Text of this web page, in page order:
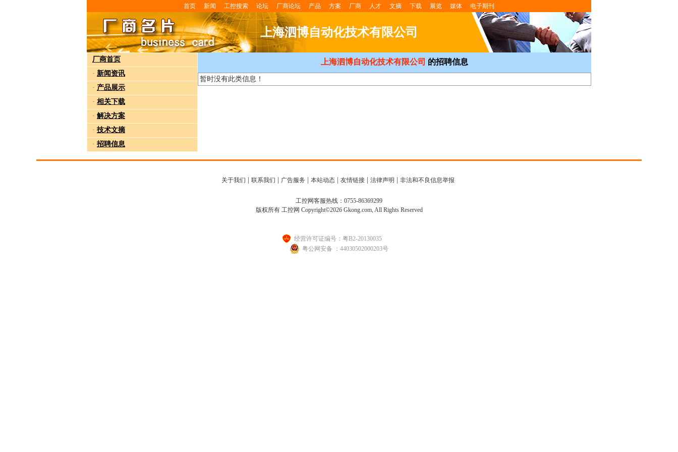
首页 新闻 工控搜索 论坛 厂商论坛 产品 方案 厂商 人才 文摘 下载 展览 媒体 电子期刊
上海泗博自动化技术有限公司
厂商首页
· 新闻资讯
· 产品展示
· 相关下载
· 解决方案
· 技术文摘
· 招聘信息
上海泗博自动化技术有限公司 的招聘信息
暂时没有此类信息！
关于我们 联系我们 广告服务 本站动态| 友情链接| 法律声明 非法和不良信息举报
工控网客服热线：0755-86369299
版权所有 工控网 Copyright©2026 Gkong.com, All Rights Reserved
经营许可证编号：粤B2-20130035
粤公网安备 ：44030502000203号